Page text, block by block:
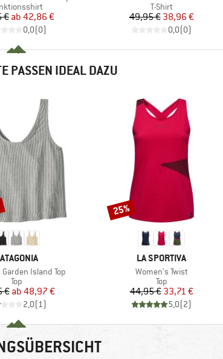
Preis
€ reduzierter Preis
ab 42,86 €
0,0(0)
Produktgruppe
T-Shirt
Preis
49,95 €reduzierter Preis
38,96 €
0,0(0)
PASSEN IDEAL DAZU
Island Top
Produktgruppe
Top
Preis
€ reduzierter Preis
ab 48,97 €
2,0(1)
MARKE
LA SPORTIVA
Artikel
Women's Twist
Produktgruppe
Top
Preis
44,95 €reduzierter Preis
33,71 €
5,0(2)
Rabatt
25%